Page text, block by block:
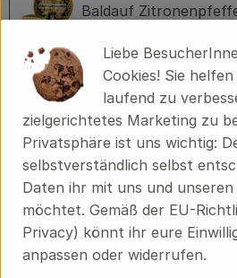
Baldauf
Herkunft
Hersteller: ZWÖLBERICH
Deutschland
Liebe
Cookies! Sie
laufend zu
zielgerichtetes Marketing zu
Privatsphäre ist uns wichtig:
selbstverständlich selbst
Daten ihr mit uns und
möchtet. Gemäß der EU-
Privacy) könnt ihr eure
anpassen oder widerrufen.